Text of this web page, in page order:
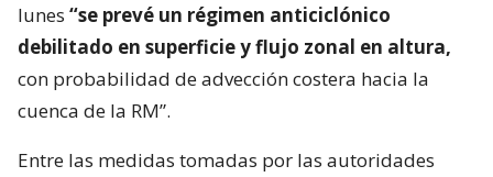
lunes “se prevé un régimen anticiclónico
debilitado en superficie y flujo zonal en altura,
con probabilidad de advección costera hacia la
cuenca de la RM”.
Entre las medidas tomadas por las autoridades